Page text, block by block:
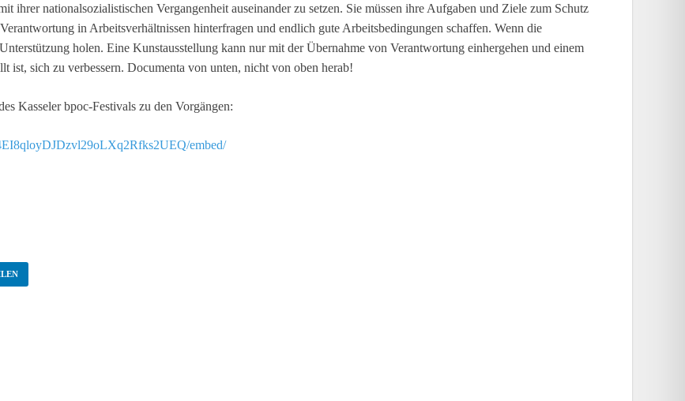
ihrer nationalsozialistischen Vergangenheit auseinander zu setzen. Sie müssen ihre Aufgaben und Ziele zum Schutz
in Arbeitsverhältnissen hinterfragen und endlich gute Arbeitsbedingungen schaffen. Wenn die
holen. Eine Kunstausstellung kann nur mit der Übernahme von Verantwortung einhergehen und einem
sich zu verbessern. Documenta von unten, nicht von oben herab!
Kasseler bpoc-Festivals zu den Vorgängen:
embed/